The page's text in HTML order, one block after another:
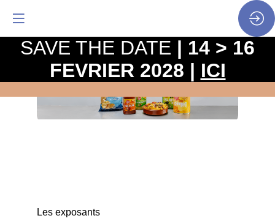
Les exposants
SAVE THE DATE | 14 > 16
FEVRIER 2028 | ICI